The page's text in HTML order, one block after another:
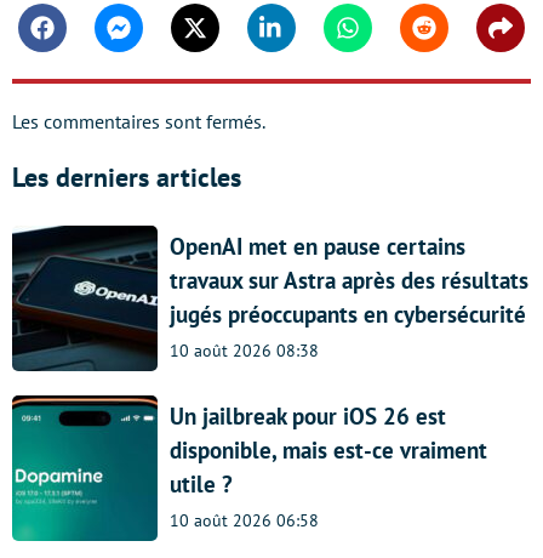
FacebookMessengerTwitter Linkedin WhatsappReddit
Les commentaires sont fermés.
Les derniers articles
OpenAI met en pause certains
travaux sur Astra après des résultats
jugés préoccupants en cybersécurité
10 août 2026 08:38
Un jailbreak pour iOS 26 est
disponible, mais est-ce vraiment
utile ?
10 août 2026 06:58